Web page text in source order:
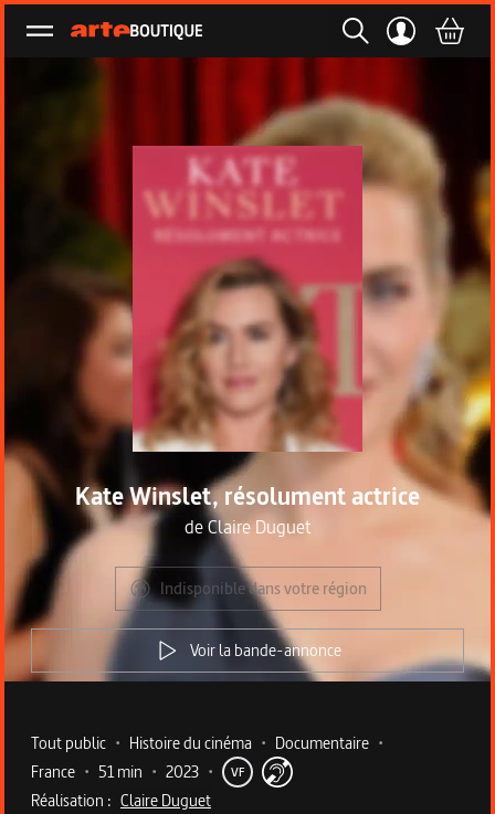
Ouvrir le menu
Kate Winslet, résolument actrice
deClaire Duguet
Indisponible dans votre région
Voir la bande-annonce
Metadata du programme
Tout public • Histoire du cinéma • Documentaire •
France • 51 min • 2023 • VF
Réalisation : Claire Duguet